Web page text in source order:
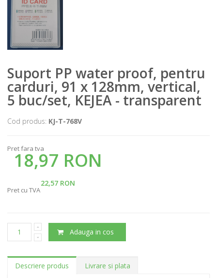
Suport PP water proof, pentru
carduri, 91 x 128mm, vertical,
5 buc/set, KEJEA - transparent
Cod produs: KJ-T-768V
Pret fara tva
18,97 RON
22,57 RON
Pret cu TVA
Adauga in cos
Descriere produs Livrare si plata